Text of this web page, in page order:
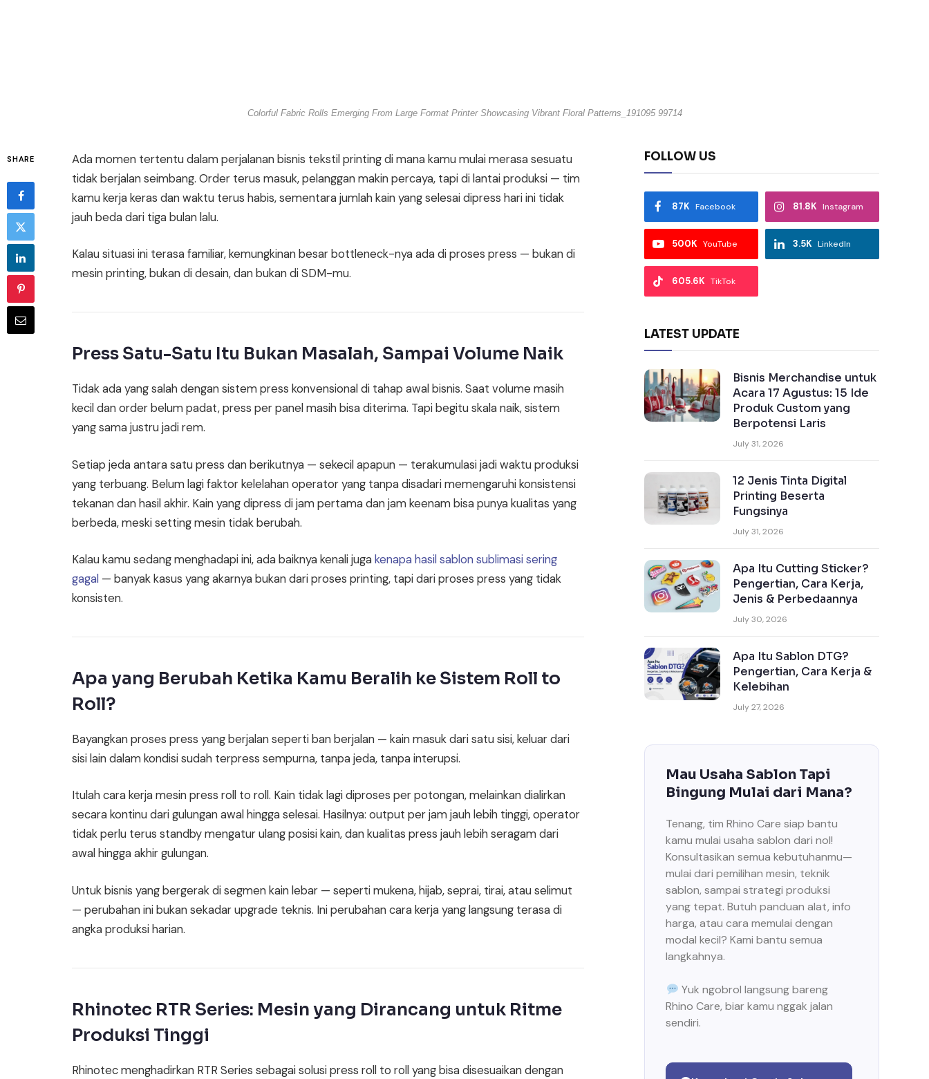
Colorful Fabric Rolls Emerging From Large Format Printer Showcasing Vibrant Floral Patterns_191095 99714
SHARE
Ada momen tertentu dalam perjalanan bisnis tekstil printing di mana kamu mulai merasa sesuatu
tidak berjalan seimbang. Order terus masuk, pelanggan makin percaya, tapi di lantai produksi — tim
kamu kerja keras dan waktu terus habis, sementara jumlah kain yang selesai dipress hari ini tidak
jauh beda dari tiga bulan lalu.
Kalau situasi ini terasa familiar, kemungkinan besar bottleneck-nya ada di proses press — bukan di
mesin printing, bukan di desain, dan bukan di SDM-mu.
Press Satu-Satu Itu Bukan Masalah, Sampai Volume Naik
Tidak ada yang salah dengan sistem press konvensional di tahap awal bisnis. Saat volume masih
kecil dan order belum padat, press per panel masih bisa diterima. Tapi begitu skala naik, sistem
yang sama justru jadi rem.
Setiap jeda antara satu press dan berikutnya — sekecil apapun — terakumulasi jadi waktu produksi
yang terbuang. Belum lagi faktor kelelahan operator yang tanpa disadari memengaruhi konsistensi
tekanan dan hasil akhir. Kain yang dipress di jam pertama dan jam keenam bisa punya kualitas yang
berbeda, meski setting mesin tidak berubah.
Kalau kamu sedang menghadapi ini, ada baiknya kenali juga kenapa hasil sablon sublimasi sering
gagal — banyak kasus yang akarnya bukan dari proses printing, tapi dari proses press yang tidak
konsisten.
Apa yang Berubah Ketika Kamu Beralih ke Sistem Roll to
Roll?
Bayangkan proses press yang berjalan seperti ban berjalan — kain masuk dari satu sisi, keluar dari
sisi lain dalam kondisi sudah terpress sempurna, tanpa jeda, tanpa interupsi.
Itulah cara kerja mesin press roll to roll. Kain tidak lagi diproses per potongan, melainkan dialirkan
secara kontinu dari gulungan awal hingga selesai. Hasilnya: output per jam jauh lebih tinggi, operator
tidak perlu terus standby mengatur ulang posisi kain, dan kualitas press jauh lebih seragam dari
awal hingga akhir gulungan.
Untuk bisnis yang bergerak di segmen kain lebar — seperti mukena, hijab, seprai, tirai, atau selimut
— perubahan ini bukan sekadar upgrade teknis. Ini perubahan cara kerja yang langsung terasa di
angka produksi harian.
Rhinotec RTR Series: Mesin yang Dirancang untuk Ritme
Produksi Tinggi
Rhinotec menghadirkan RTR Series sebagai solusi press roll to roll yang bisa disesuaikan dengan
FOLLOW US
Facebook
87K Instagram
81.8K
YouTube
500K LinkedIn
3.5K
TikTok
605.6K
LATEST UPDATE
Bisnis Merchandise untuk
Acara 17 Agustus: 15 Ide
Produk Custom yang
Berpotensi Laris
July 31, 2026
12 Jenis Tinta Digital
Printing Beserta
Fungsinya
July 31, 2026
Apa Itu Cutting Sticker?
Pengertian, Cara Kerja,
Jenis & Perbedaannya
July 30, 2026
Apa Itu Sablon DTG?
Pengertian, Cara Kerja &
Kelebihan
July 27, 2026
Mau Usaha Sablon Tapi
Bingung Mulai dari Mana?
Tenang, tim Rhino Care siap bantu
kamu mulai usaha sablon dari nol!
Konsultasikan semua kebutuhanmu—
mulai dari pemilihan mesin, teknik
sablon, sampai strategi produksi
yang tepat. Butuh panduan alat, info
harga, atau cara memulai dengan
modal kecil? Kami bantu semua
langkahnya.
Yuk ngobrol langsung bareng
Rhino Care, biar kamu nggak jalan
sendiri.